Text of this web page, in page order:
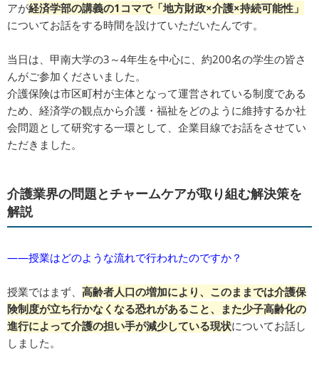
アが経済学部の講義の1コマで「地方財政×介護×持続可能性」
についてお話をする時間を設けていただいたんです。
当日は、甲南大学の3～4年生を中心に、約200名の学生の皆さ
んがご参加くださいました。
介護保険は市区町村が主体となって運営されている制度である
ため、経済学の観点から介護・福祉をどのように維持するか社
会問題として研究する一環として、企業目線でお話をさせてい
ただきました。
介護業界の問題とチャームケアが取り組む解決策を
解説
――授業はどのような流れで行われたのですか？
授業ではまず、 高齢者人口の増加により、このままでは介護保
険制度が立ち行かなくなる恐れがあること、また少子高齢化の
進行によって介護の担い手が減少している現状についてお話し
しました。